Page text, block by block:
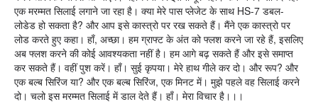
एक मरम्मत सिलाई लगाने जा रहा है। क्या मेरे पास प्लेजेट के साथ HS-7 डबल-
लोडेड हो सकता है? और आप इसे कास्त्रो पर रख सकते हैं। मैंने एक कास्त्रो पर
लोड करते हुए कहा। हाँ, अच्छा। हम ग्राफ्ट के अंत को फ्लश करने जा रहे हैं, इसलिए
अब फ्लश करने की कोई आवश्यकता नहीं है। हम आगे बढ़ सकते हैं और इसे समाप्त
कर सकते हैं। वहीं पुश करें। हाँ। सुई कृपया। मेरे हाथ गीले कर दो। और रूप? और
एक बल्ब सिरिंज या? और एक बल्ब सिरिंज, एक मिनट में। मुझे पहले वह सिलाई करने
दो। चलो इस मरम्मत सिलाई में डाल देते हैं। हाँ। मेरा विचार है।।।